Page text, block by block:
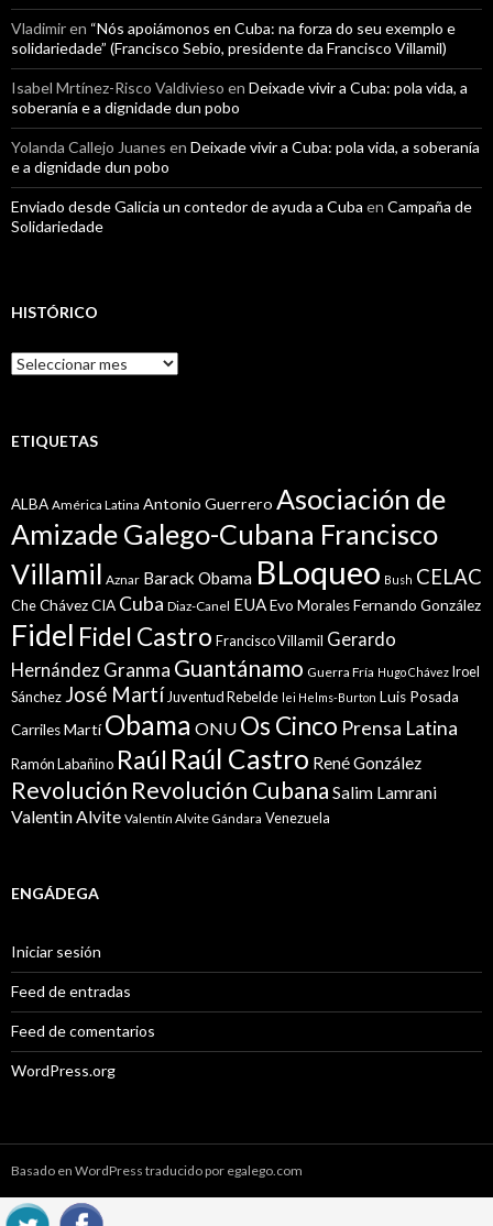
Vladimiren “Nós apoiámonos en Cuba: na forza do seu exemplo e
solidariedade” (Francisco Sebio, presidente da Francisco Villamil)
Isabel Mrtínez-Risco Valdivieso en Deixade vivir a Cuba: pola vida, a
soberanía e a dignidade dun pobo
Yolanda Callejo Juanes en Deixade vivir a Cuba: pola vida, a soberanía
e a dignidade dun pobo
Enviado desde Galicia un contedor de ayuda a Cuba en Campaña de
Solidariedade
HISTÓRICO
Histórico
ETIQUETAS
ALBA América Latina Antonio Guerrero Asociación de
Amizade Galego-Cubana Francisco
Villamil Aznar Barack Obama BLoqueo Bush CELAC
CheChávezCIA Cuba Diaz-Canel EUAEvo MoralesFernando González
Fidel Fidel Castro Francisco Villamil Gerardo
Hernández Granma Guantánamo Guerra Fría Hugo Chávez Iroel
SánchezJosé MartíJuventud Rebelde lei Helms-Burton Luis Posada
CarrilesMartí Obama ONU Os Cinco Prensa Latina
Ramón Labañino Raúl Raúl Castro René González
Revolución Revolución Cubana Salim Lamrani
Valentin Alvite Valentín Alvite Gándara Venezuela
ENGÁDEGA
Iniciar sesión
Feed de entradas
Feed de comentarios
WordPress.org
Basado en WordPress traducido por egalego.com